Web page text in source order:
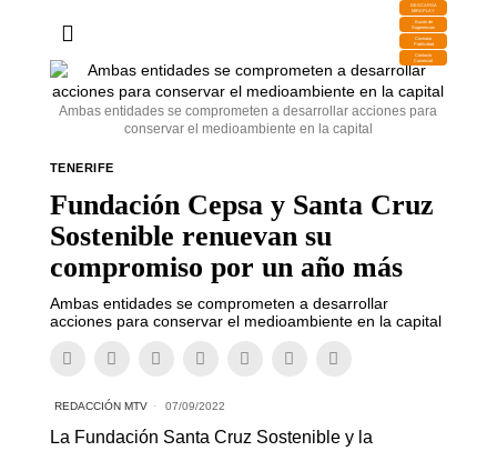
DESCARGA
MIRAPLAY
Buzón de
Sugerencias
Contratar
Publicidad
Contacto
Comercial
Ambas entidades se comprometen a desarrollar acciones para
conservar el medioambiente en la capital
TENERIFE
Fundación Cepsa y Santa Cruz
Sostenible renuevan su
compromiso por un año más
Ambas entidades se comprometen a desarrollar
acciones para conservar el medioambiente en la capital
REDACCIÓN MTV 07/09/2022
La Fundación Santa Cruz Sostenible y la